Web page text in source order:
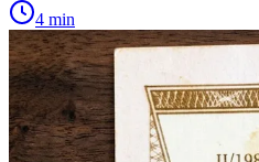
4 min